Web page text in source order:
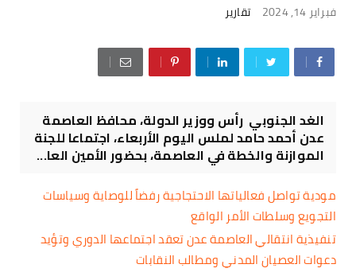
فبراير 14, 2024 تقارير
الغد الجنوبي رأس ووزير الدولة، محافظ العاصمة
عدن أحمد حامد لملس اليوم الأربعاء، اجتماعا للجنة
الموازنة والخطة في العاصمة، بحضور الأمين العا...
مودية تواصل فعالياتها الاحتجاجية رفضاً للوصاية وسياسات
التجويع وسلطات الأمر الواقع
تنفيذية انتقالي العاصمة عدن تعقد اجتماعها الدوري وتؤيد
دعوات العصيان المدني ومطالب النقابات